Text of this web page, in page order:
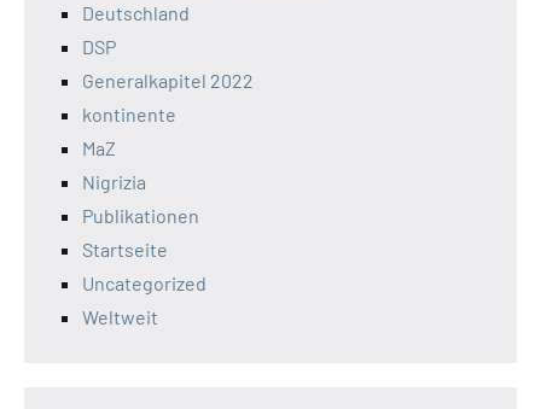
Deutschland
DSP
Generalkapitel 2022
kontinente
MaZ
Nigrizia
Publikationen
Startseite
Uncategorized
Weltweit